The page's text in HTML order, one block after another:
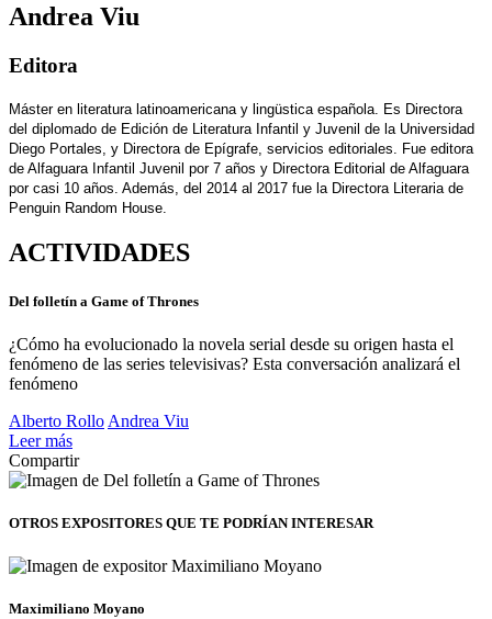
Andrea Viu
Editora
Máster en literatura latinoamericana y lingüstica española. Es Directora
del diplomado de Edición de Literatura Infantil y Juvenil de la Universidad
Diego Portales, y Directora de Epígrafe, servicios editoriales. Fue editora
de Alfaguara Infantil Juvenil por 7 años y Directora Editorial de Alfaguara
por casi 10 años. Además, del 2014 al 2017 fue la Directora Literaria de
Penguin Random House.
ACTIVIDADES
Del folletín a Game of Thrones
¿Cómo ha evolucionado la novela serial desde su origen hasta el
fenómeno de las series televisivas? Esta conversación analizará el
fenómeno
Alberto Rollo Andrea Viu
Leer más
Compartir
OTROS EXPOSITORES QUE TE PODRÍAN INTERESAR
Maximiliano Moyano